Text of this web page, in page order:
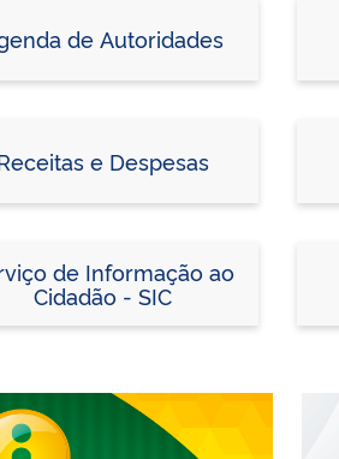
de Autoridades
e Despesas
de Informação ao
Cidadão - SIC